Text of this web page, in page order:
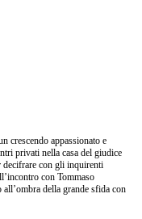
crescendo appassionato e
privati nella casa del giudice
decifrare con gli inquirenti
con Tommaso
della grande sfida con